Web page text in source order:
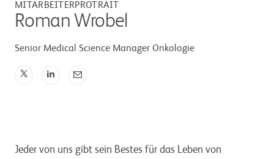
MITARBEITERPROTRAIT
Roman Wrobel
Senior Medical Science Manager Onkologie
Jeder von uns gibt sein Bestes für das Leben von